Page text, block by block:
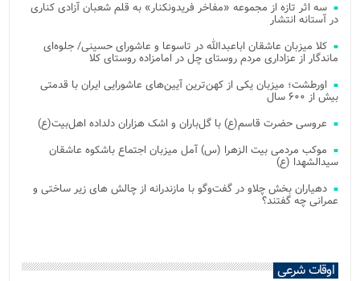
سه اثر تازه از مجموعه «مفاخر فریدونکنار» به قلم شعبان آزادی کناری
در آستانه انتشار
کلا میزبان عاشقان اباعبدالله در تاسوعا و عاشورای حسینی/ جلوه‌ای
ماندگار از عزاداری مردم روستای چل در امامزاده روستای کلا
اورطشت؛ میزبان یکی از کهن‌ترین آیین‌های عاشورایی ایران با قدمتی
بیش از ۶۰۰ سال
عروسی حضرت قاسم(ع) با گل‌باران و اشک هزاران دلداده اهل‌بیت(ع)
موکب مردمی بیت‌ الزهرا (س) آمل میزبان اجتماع باشکوه عاشقان
سیدالشهدا (ع)
دهیاران بخش چلاو در گفت‌وگو با مازندرانه از چالش های زیر ساختی و
عمرانی چه گفتند؟
اوقات شرعی